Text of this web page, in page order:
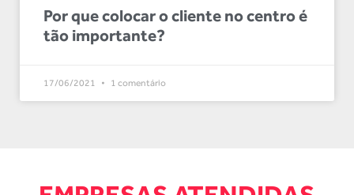
Por que colocar o cliente no centro é
tão importante?
17/06/2021 1 comentário